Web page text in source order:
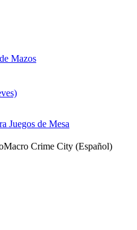
Mazos
Juegos de Mesa
Crime City (Español)